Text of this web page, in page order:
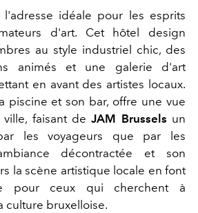
l'adresse idéale pour les esprits
d'art. Cet hôtel design
au style industriel chic, des
animés et une galerie d'art
en avant des artistes locaux.
piscine et son bar, offre une vue
ville, faisant deJAM Brussels un
les voyageurs que par les
décontractée et son
la scène artistique locale en font
pour ceux qui cherchent à
culture bruxelloise.